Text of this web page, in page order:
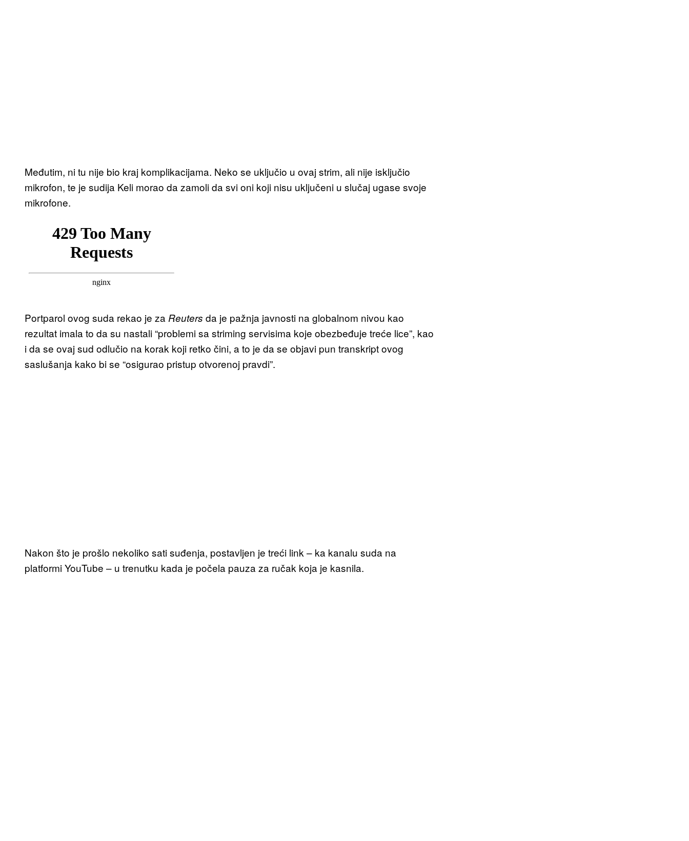
Međutim, ni tu nije bio kraj komplikacijama. Neko se uključio u ovaj strim, ali nije isključio
mikrofon, te je sudija Keli morao da zamoli da svi oni koji nisu uključeni u slučaj ugase svoje
mikrofone.
Portparol ovog suda rekao je za Reuters da je pažnja javnosti na globalnom nivou kao
rezultat imala to da su nastali “problemi sa striming servisima koje obezbeđuje treće lice”, kao
i da se ovaj sud odlučio na korak koji retko čini, a to je da se objavi pun transkript ovog
saslušanja kako bi se “osigurao pristup otvorenoj pravdi”.
Nakon što je prošlo nekoliko sati suđenja, postavljen je treći link – ka kanalu suda na
platformi YouTube – u trenutku kada je počela pauza za ručak koja je kasnila.